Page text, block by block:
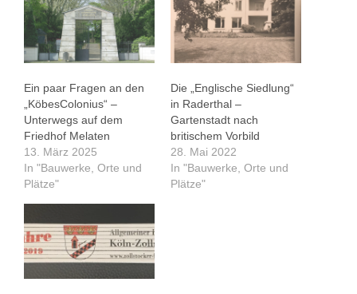
Ein paar Fragen an den
„KöbesColonius“ –
Unterwegs auf dem
Friedhof Melaten
13. März 2025
In "Bauwerke, Orte und
Plätze"
Die „Englische Siedlung“
in Raderthal –
Gartenstadt nach
britischem Vorbild
28. Mai 2022
In "Bauwerke, Orte und
Plätze"